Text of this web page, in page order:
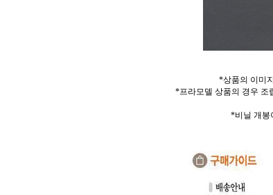
*상품의 이미
*프라모델 상품의 경우 조
*비닐 개봉